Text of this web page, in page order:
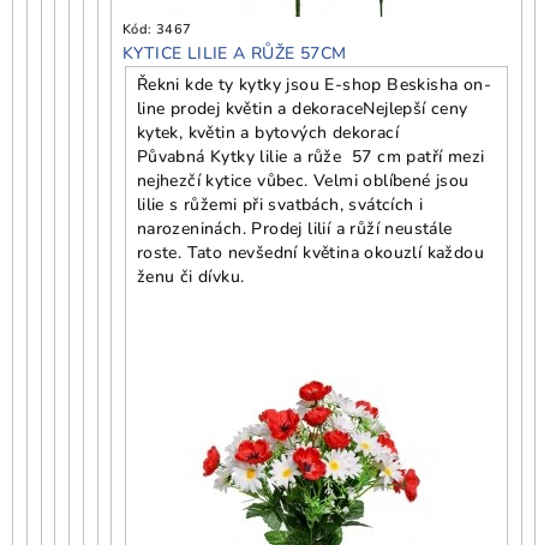
Kód: 3467
KYTICE LILIE A RŮŽE 57CM
Řekni kde ty kytky jsou E-shop Beskisha on-
line prodej květin a dekoraceNejlepší ceny
kytek, květin a bytových dekorací
Půvabná Kytky lilie a růže 57 cm patří mezi
nejhezčí kytice vůbec. Velmi oblíbené jsou
lilie s růžemi při svatbách, svátcích i
narozeninách. Prodej lilií a růží neustále
roste. Tato nevšední květina okouzlí každou
ženu či dívku.